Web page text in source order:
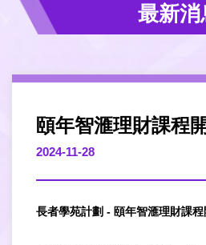
最新消
頤年智滙理財課程
2024-11-28
長者學苑計劃 - 頤年智滙理財課程